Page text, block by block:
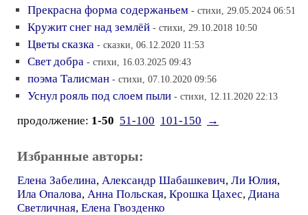
Прекрасна форма содержаньем - стихи, 29.05.2024 06:51
Кружит снег над землёй - стихи, 29.10.2018 10:50
Цветы сказка - сказки, 06.12.2020 11:53
Свет добра - стихи, 16.03.2025 09:43
поэма Талисман - стихи, 07.10.2020 09:56
Уснул рояль под слоем пыли - стихи, 12.11.2020 22:13
продолжение: 1-50 51-100 101-150 →
Избранные авторы:
Елена Забелина, Александр Шабашкевич, Ли Юлия,
Ила Опалова, Анна Польская, Крошка Цахес, Диана
Светличная, Елена Гвозденко